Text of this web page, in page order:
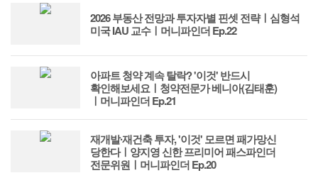
2026 부동산 전망과 투자자별 핀셋 전략ㅣ심형석
미국 IAU 교수ㅣ머니파인더 Ep.22
아파트 청약 계속 탈락? '이것' 반드시
확인해보세요ㅣ청약전문가 베니아(김태훈)
ㅣ머니파인더 Ep.21
재개발∙재건축 투자, '이것' 모르면 패가망신
당한다ㅣ양지영 신한 프리미어 패스파인더
전문위원ㅣ머니파인더 Ep.20